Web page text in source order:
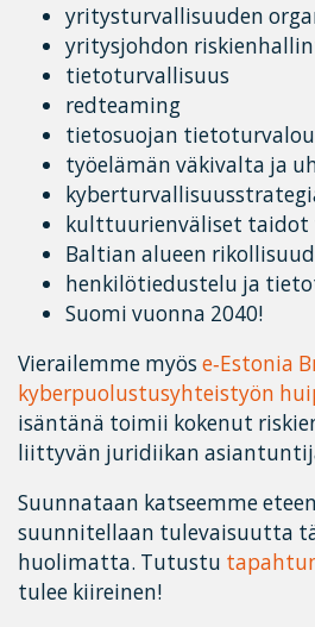
yritysturvallisuuden
yritysjohdon
tietoturvallisuus
redteaming
tietosuojan
työelämän väkivalta ja
kulttuurienväliset
Baltian alueen
henkilötiedustelu ja
Suomi vuonna 2040!
Vierailemme myös e‐Estonia
kyberpuolustusyhteistyön
isäntänä toimii kokenut
liittyvän juridiikan
Suunnataan katseemme
suunnitellaan tulevaisuutta
huolimatta. Tutustu
tulee kiireinen!